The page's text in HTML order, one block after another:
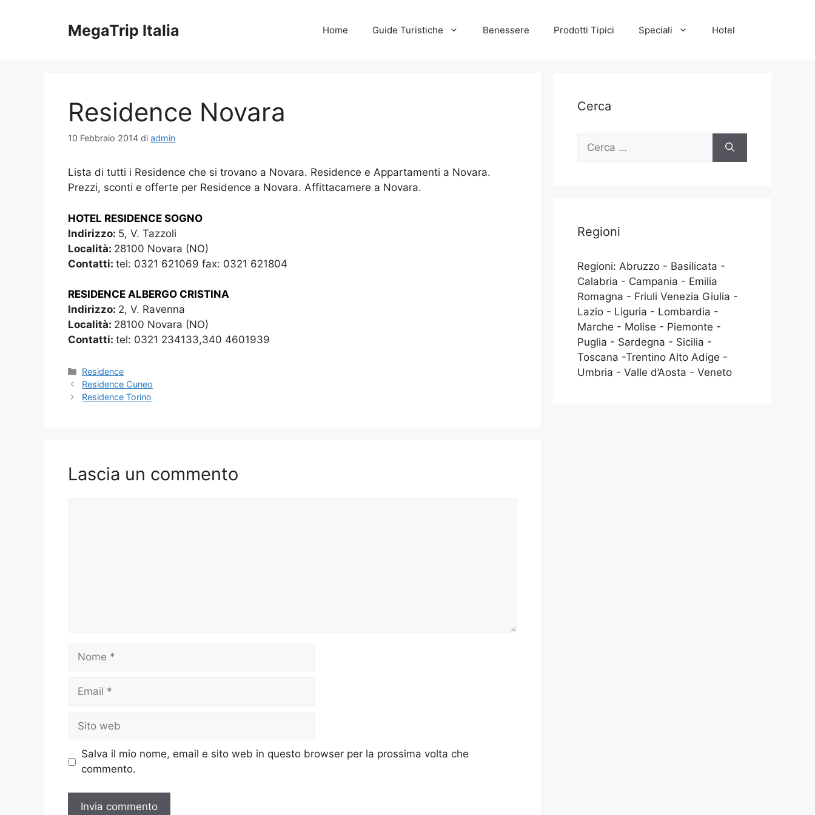
MegaTrip Italia Home Guide Turistiche Benessere Prodotti Tipici Speciali Hotel
Residence Novara
10 Febbraio 2014 di admin
Lista di tutti i Residence che si trovano a Novara. Residence e Appartamenti a Novara.
Prezzi, sconti e offerte per Residence a Novara. Affittacamere a Novara.
HOTEL RESIDENCE SOGNO
Indirizzo: 5, V. Tazzoli
Località: 28100 Novara (NO)
Contatti: tel: 0321 621069 fax: 0321 621804
RESIDENCE ALBERGO CRISTINA
Indirizzo: 2, V. Ravenna
Località: 28100 Novara (NO)
Contatti: tel: 0321 234133,340 4601939
Categorie
Residence
Residence Cuneo
Residence Torino
Lascia un commento
Nome
Email
Sito
web
Salva il mio nome, email e sito web in questo browser per la prossima volta che
commento.
Cerca
Ricerca
Regioni
Regioni: Abruzzo - Basilicata -
Calabria - Campania - Emilia
Romagna - Friuli Venezia Giulia -
Lazio - Liguria - Lombardia -
Marche - Molise - Piemonte -
Puglia - Sardegna - Sicilia -
Toscana -Trentino Alto Adige -
Umbria - Valle d’Aosta - Veneto